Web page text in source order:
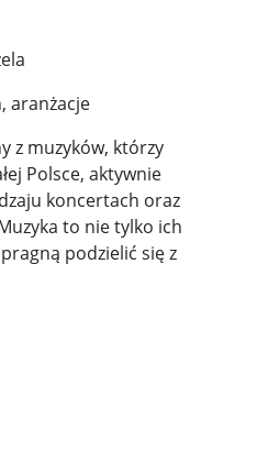
aranżacje
z muzyków, którzy
Polsce, aktywnie
koncertach oraz
to nie tylko ich
podzielić się z